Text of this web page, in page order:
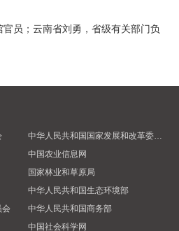
员；云南省刘勇，省级有关部门负
中华人民共和国国家发展和改革委员会
中国农业信息网
国家林业和草原局
中华人民共和国生态环境部
会
中华人民共和国商务部
中国社会科学网